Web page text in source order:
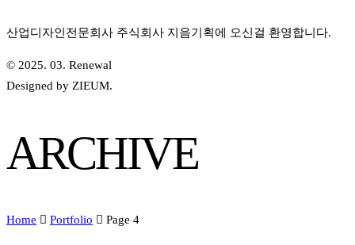
산업디자인전문회사 주식회사 지음기획에 오신걸 환영합니다.
© 2025. 03. Renewal
Designed by ZIEUM.
ARCHIVE
Home Portfolio Page 4